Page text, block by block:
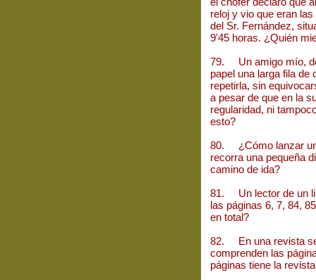
reloj y vio que eran
del Sr. Fernández,
9'45 horas. ¿Quién
79. Un amigo mío,
papel una larga fila de
repetirla, sin
a pesar de que en la
regularidad, ni
esto?
80. ¿Cómo lanzar
recorra una pequeña
camino de ida?
81. Un lector de un
las páginas 6, 7, 84,
en total?
82. En una revista se
comprenden las
páginas tiene la